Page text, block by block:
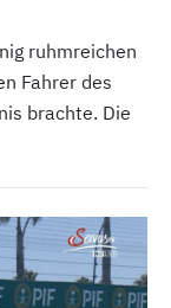
ruhmreichen
Fahrer des
brachte. Die